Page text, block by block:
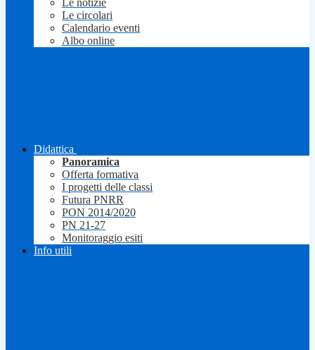
Le notizie
Le circolari
Calendario eventi
Albo online
Didattica
Panoramica
Offerta formativa
I progetti delle classi
Futura PNRR
PON 2014/2020
PN 21-27
Monitoraggio esiti
Info utili